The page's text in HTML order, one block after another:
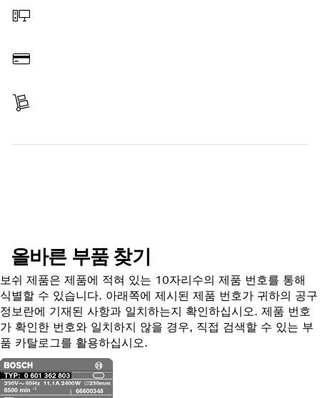
올바른 부품 찾기
보쉬 제품은 제품에 적혀 있는 10자리수의 제품 번호를 통해
식별할 수 있습니다. 아래쪽에 제시된 제품 번호가 귀하의 공구
정보란에 기재된 사항과 일치하는지 확인하십시오. 제품 번호
가 확인한 번호와 일치하지 않을 경우, 직접 검색할 수 있는 부
품 카탈로그를 활용하십시오.